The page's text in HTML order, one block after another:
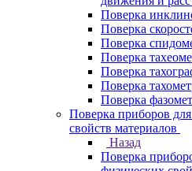
Поверка
Поверка
Поверка
Поверка
Поверка
Поверка
Поверка
Поверка приборов
свойств материалов
Назад
Поверка